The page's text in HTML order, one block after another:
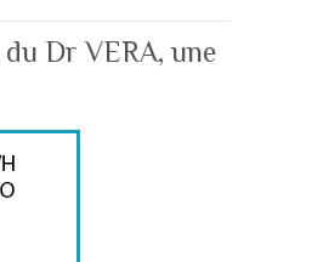
Dr VERA, une